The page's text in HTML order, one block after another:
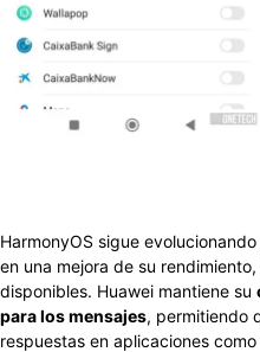
HarmonyOS sigue
en una mejora de su
disponibles. Huawei mantiene su
para los mensajes, permitiendo
respuestas en aplicaciones